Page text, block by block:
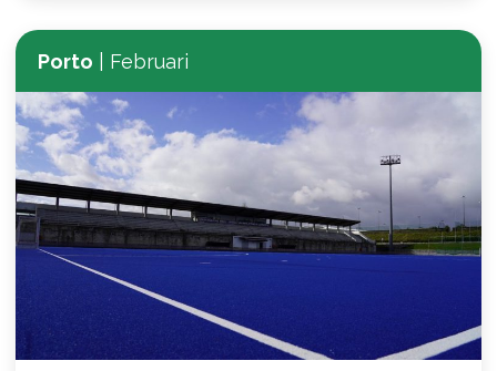
Porto Februari